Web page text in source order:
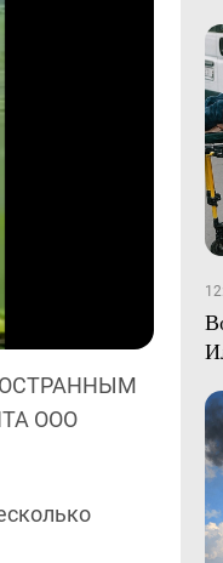
ООО